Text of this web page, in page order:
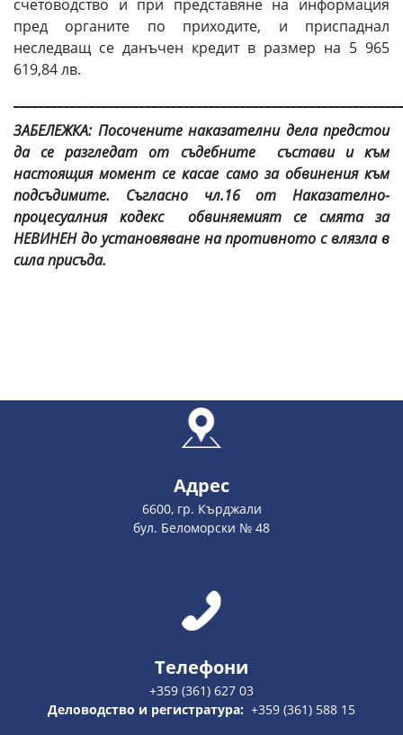
счетоводство и при представяне на информация
пред органите по приходите, и приспаднал
неследващ се данъчен кредит в размер на 5 965
619,84 лв.
ЗАБЕЛЕЖКА: Посочените наказателни дела предстои
да се разгледат от съдебните състави и към
настоящия момент се касае само за обвинения към
подсъдимите. Съгласно чл.16 от Наказателно-
процесуалния кодекс
обвиняемият се смята за
НЕВИНЕН до установяване на противното с влязла в
сила присъда.
Адрес
6600, гр. Кърджали
бул. Беломорски № 48
Телефони
+359 (361) 627 03
Деловодство и регистратура: +359 (361) 588 15